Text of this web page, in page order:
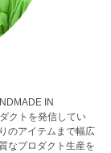
IN
クトを発信してい
のアイテムまで幅広
なプロダクト生産を